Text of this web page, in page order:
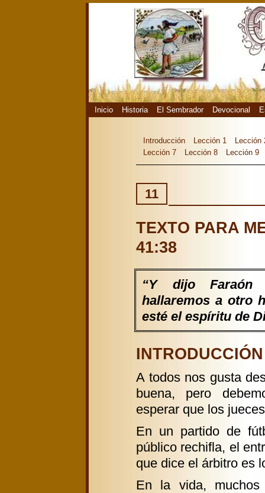
Inicio Historia El Sembrador Devocional
Introducción Lección 1
Lección
Lección 7
Lección 8 Lección 9
11
TEXTO PARA
41:38
“Y dijo Faraón
hallaremos a otro
esté el espíritu de
A todos nos gusta
buena, pero
esperar que los
En un partido de
público rechifla, el
que dice el árbitro es
En la vida, muchos